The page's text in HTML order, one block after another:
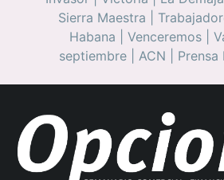
Sierra Maestra
Habana
Venceremos|
septiembre| ACN Prensa